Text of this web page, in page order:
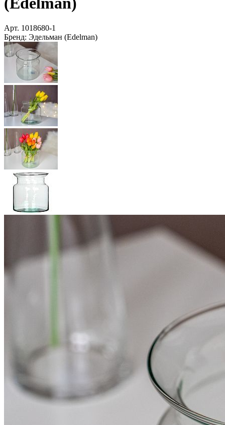
Арт. 1018680-1
Бренд: Эдельман (Edelman)